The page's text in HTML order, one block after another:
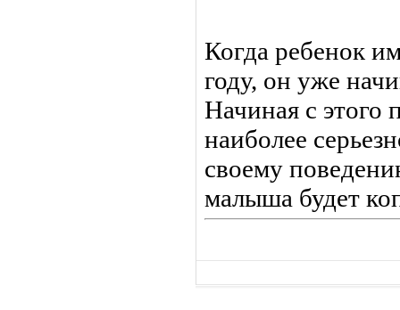
Когда ребенок
году, он уже
Начиная с этого
наиболее
своему
малыша будет